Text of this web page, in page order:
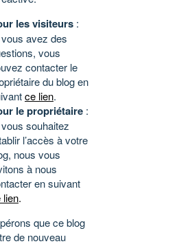
les visiteurs :
avez des
vous
contacter le
du blog en
ce lien.
le propriétaire :
souhaitez
l’accès à votre
nous vous
à nous
en suivant
lien.
que ce blog
de nouveau